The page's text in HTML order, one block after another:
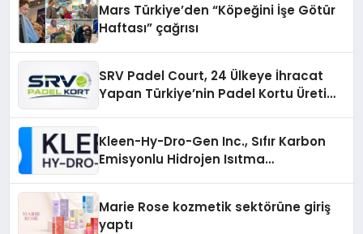
Mars Türkiye’den “Köpeğini İşe Götür
Haftası” çağrısı
SRV Padel Court, 24 Ülkeye İhracat
Yapan Türkiye’nin Padel Kortu Üretim
Kleen-Hy-Dro-Gen Inc., Sıfır Karbon
Emisyonlu Hidrojen Isıtma
Marie Rose kozmetik sektörüne giriş
yaptı